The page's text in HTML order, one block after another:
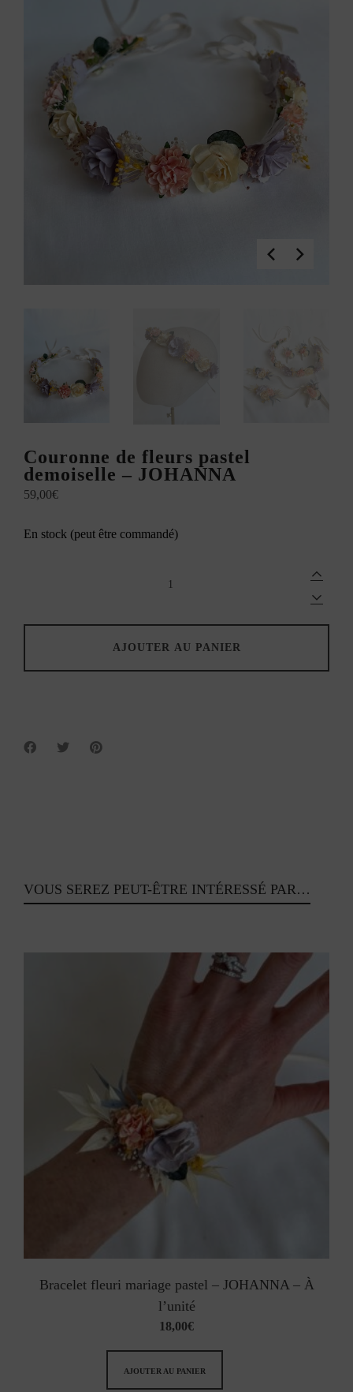
Couronne de fleurs pastel
demoiselle – JOHANNA
59,00€
En stock (peut être commandé)
AJOUTER AU PANIER
VOUS SEREZ PEUT-ÊTRE INTÉRESSÉ PAR…
Bracelet fleuri mariage pastel – JOHANNA – À
l’unité
18,00€
AJOUTER AU PANIER